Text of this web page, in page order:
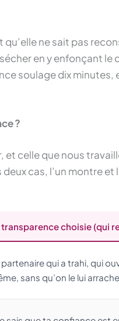
ne sait pas
en y enfonçant
soulage dix minutes,
?
celle que nous
cas, l’un montre et
transparence choisie (qui
partenaire qui a trahi, qui
sans qu’on le lui